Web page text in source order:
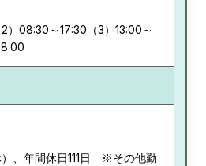
）08:30～17:30（3）13:00～
、年間休日111日 ※その他勤